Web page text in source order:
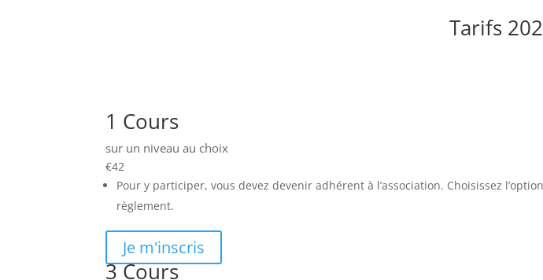
Tarifs
1 Cours
sur un niveau au choix
€42
Pour y participer, vous devez devenir adhérent à l’association. Choisissez
règlement.
Je m'inscris
3 Cours